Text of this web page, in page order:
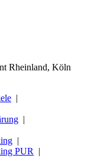
Rheinland, Köln
PUR